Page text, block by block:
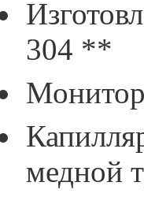
304 **
медной